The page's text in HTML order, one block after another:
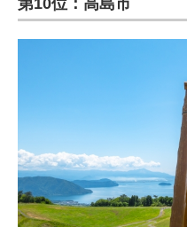
ITの今と未来を見通す
進化するPCとデバイスの未来
好きが集まる 比べて選べる
ビジネスと働き方のヒント
AI活用のいまが分かる
第10位：高島市